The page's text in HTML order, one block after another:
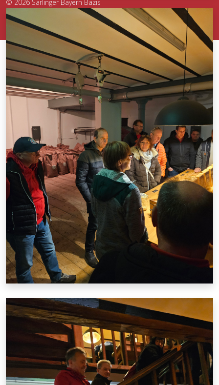
© 2026 Sarlinger Bayern Bazis
Sarlinger Bayern Bazis, Pfarrsiedlung 37, 84339 Unterdietfurt
braese@sarlinger-bayern-bazis.de